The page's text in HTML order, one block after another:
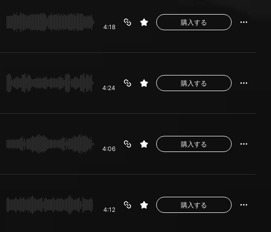
4:18
購入する
4:24
購入する
4:06
購入する
4:12
購入する